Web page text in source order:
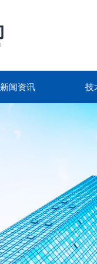
新闻资讯 技